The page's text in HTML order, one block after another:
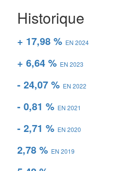
Historique
+ 17,98 % EN 2024
+ 6,64 % EN 2023
- 24,07 % EN 2022
- 0,81 % EN 2021
- 2,71 % EN 2020
2,78 % EN 2019